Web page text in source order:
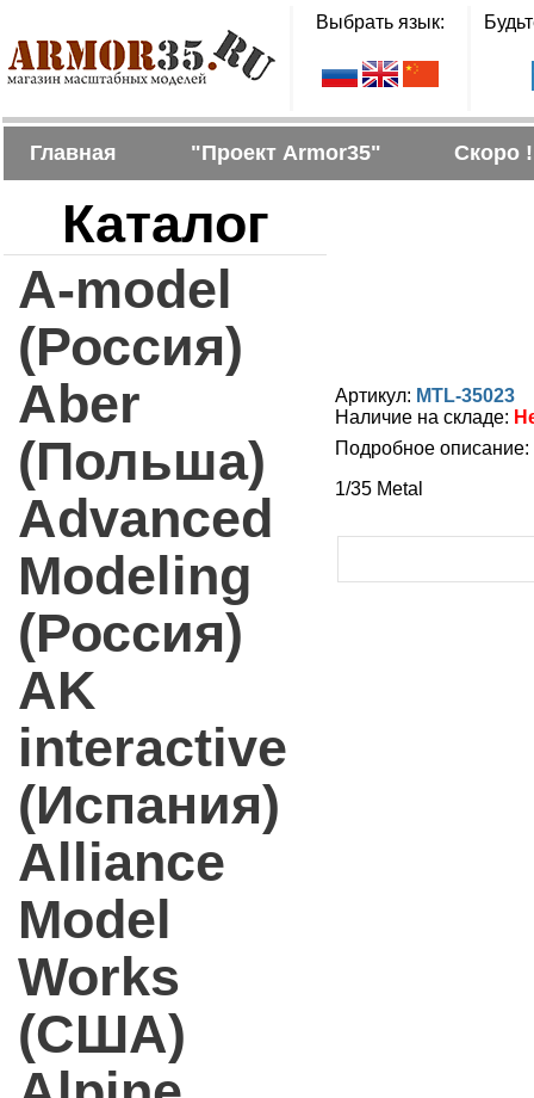
Выбрать язык:
Главная "Проект Armor35" Скоро !
Каталог
A-model
(Россия)
Aber
(Польша)
Advanced
Modeling
(Россия)
AK
interactive
(Испания)
Alliance
Model
Works
(США)
Артикул: MTL-35023
Наличие на складе:
Подробное описание:
1/35 Metal